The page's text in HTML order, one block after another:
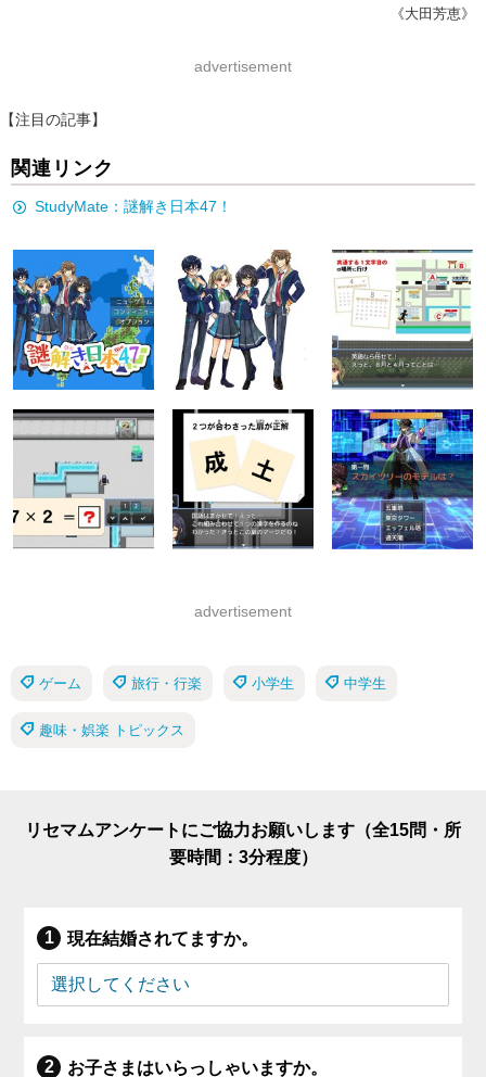
《大田芳恵》
advertisement
【注目の記事】
関連リンク
StudyMate：謎解き日本47！
advertisement
ゲーム 旅行・行楽 小学生 中学生
趣味・娯楽 トピックス
リセマムアンケートにご協力お願いします（全15問・所
要時間：3分程度）
現在結婚されてますか。
お子さまはいらっしゃいますか。